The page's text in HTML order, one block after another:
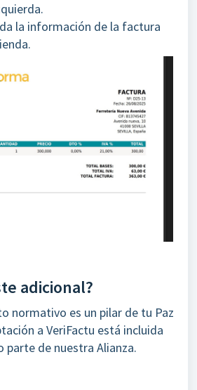
la información de la factura
adicional?
normativo es un pilar de tu Paz
a VeriFactu está incluida
parte de nuestra Alianza.